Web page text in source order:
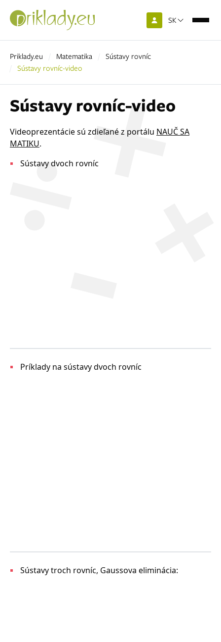
SK
Priklady.eu Matematika
Sústavy rovníc
Sústavy rovníc-video
Sústavy rovníc-video
Videoprezentácie sú zdieľané z portálu NAUČ SA
MATIKU.
Sústavy dvoch rovníc
Príklady na sústavy dvoch rovníc
Sústavy troch rovníc, Gaussova eliminácia: